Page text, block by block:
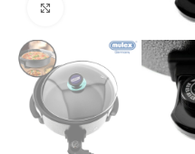
klicken um zu vergrößern